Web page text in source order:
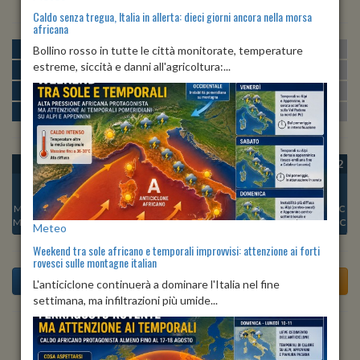
MATTINA min:22º max:29º U:54%
POMERIGGIO min:29º max:31º
SERA min: 28º max:33º U:66%-72%
NOTTE min:23º max:28º U:66%
OGGI
Min:
28°C
Max:33°C
VEN 07
Min:
25°C
Max:31°C
SAB 08
Min:25°C
Max:31°C
DOM 09
Min:26°C
Max:31°C
LUN 10
Min:
27°C
Max:33°C
MAR 11
Min:27°C
Max:35°C
MER 12
Min:
27°C
Max:32°C
Previsioni del Tempo a Bassano Bresciano di oggi
Caldo senza tregua, Italia in allerta: dieci giorni ancora nella morsa
africana
Bollino rosso in tutte le città monitorate, temperature
estreme, siccità e danni all'agricoltura:...
Meteo
Weekend tra sole africano e temporali improvvisi: attenzione ai forti
rovesci sulle montagne italian
L'anticiclone continuerà a dominare l'Italia nel fine
settimana, ma infiltrazioni più umide...